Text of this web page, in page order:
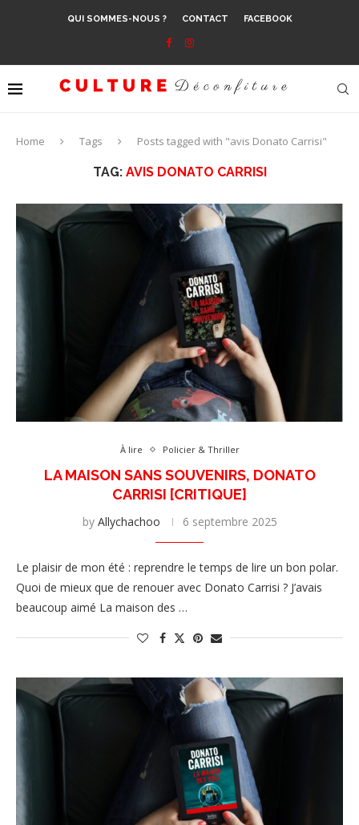
QUI SOMMES-NOUS ? CONTACT FACEBOOK
Home Tags Posts tagged with "avis Donato Carrisi"
TAG: AVIS DONATO CARRISI
À lire Policier & Thriller
LA MAISON SANS SOUVENIRS, DONATO
CARRISI [CRITIQUE]
by Allychachoo 6 septembre 2025
Le plaisir de mon été : reprendre le temps de lire un bon polar.
Quoi de mieux que de renouer avec Donato Carrisi ? J’avais
beaucoup aimé La maison des …